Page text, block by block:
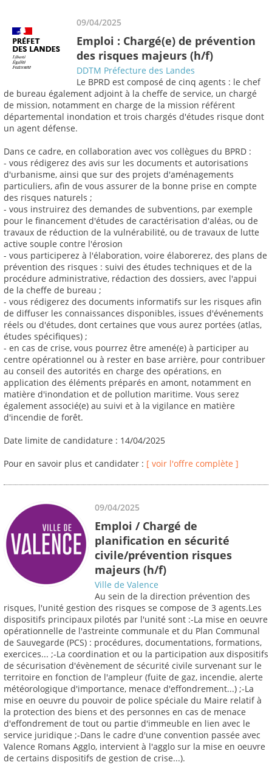
09/04/2025
Emploi : Chargé(e) de prévention
des risques majeurs (h/f)
DDTM Préfecture des Landes
Le BPRD est composé de cinq agents : le chef
de bureau également adjoint à la cheffe de service, un chargé
de mission, notamment en charge de la mission référent
départemental inondation et trois chargés d'études risque dont
un agent défense.
Dans ce cadre, en collaboration avec vos collègues du BPRD :
- vous rédigerez des avis sur les documents et autorisations
d'urbanisme, ainsi que sur des projets d'aménagements
particuliers, afin de vous assurer de la bonne prise en compte
des risques naturels ;
- vous instruirez des demandes de subventions, par exemple
pour le financement d'études de caractérisation d'aléas, ou de
travaux de réduction de la vulnérabilité, ou de travaux de lutte
active souple contre l'érosion
- vous participerez à l'élaboration, voire élaborerez, des plans de
prévention des risques : suivi des études techniques et de la
procédure administrative, rédaction des dossiers, avec l'appui
de la cheffe de bureau ;
- vous rédigerez des documents informatifs sur les risques afin
de diffuser les connaissances disponibles, issues d'événements
réels ou d'études, dont certaines que vous aurez portées (atlas,
études spécifiques) ;
- en cas de crise, vous pourrez être amené(e) à participer au
centre opérationnel ou à rester en base arrière, pour contribuer
au conseil des autorités en charge des opérations, en
application des éléments préparés en amont, notamment en
matière d'inondation et de pollution maritime. Vous serez
également associé(e) au suivi et à la vigilance en matière
d'incendie de forêt.
Date limite de candidature : 14/04/2025
Pour en savoir plus et candidater : [ voir l'offre complète ]
09/04/2025
Emploi / Chargé de
planification en sécurité
civile/prévention risques
majeurs (h/f)
Ville de Valence
Au sein de la direction prévention des
risques, l'unité gestion des risques se compose de 3 agents.Les
dispositifs principaux pilotés par l'unité sont :-La mise en oeuvre
opérationnelle de l'astreinte communale et du Plan Communal
de Sauvegarde (PCS) : procédures, documentations, formations,
exercices... ;-La coordination et ou la participation aux dispositifs
de sécurisation d'évènement de sécurité civile survenant sur le
territoire en fonction de l'ampleur (fuite de gaz, incendie, alerte
météorologique d'importance, menace d'effondrement...) ;-La
mise en oeuvre du pouvoir de police spéciale du Maire relatif à
la protection des biens et des personnes en cas de menace
d'effondrement de tout ou partie d'immeuble en lien avec le
service juridique ;-Dans le cadre d'une convention passée avec
Valence Romans Agglo, intervient à l'agglo sur la mise en oeuvre
de certains dispositifs de gestion de crise...).